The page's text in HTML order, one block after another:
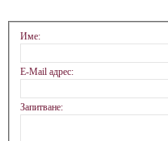
Име:
E-Mail адрес:
Запитване: